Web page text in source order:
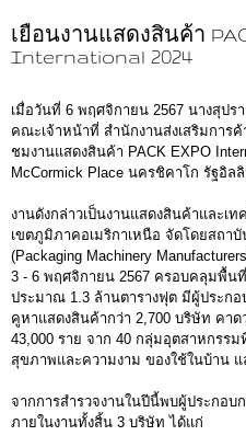
เยือนงานแสดงสินค้า
International 2024
เมื่อวันที่ 6 พฤศจิกายน 2567 นางสุปร
คณะเจ้าหน้าที่ สำนักงานส่งเสริมการ
ชมงานแสดงสินค้า PACK EXPO
McCormick Place นครชิคาโก รัฐอิล
งานดังกล่าวเป็นงานแสดงสินค้าและ
เขตภูมิภาคอเมริกาเหนือ จัดโดยสถา
(Packaging Machinery
3 - 6 พฤศจิกายน 2567 ครอบคลุมพื้น
ประมาณ 1.3 ล้านตารางฟุต มีผู้ประก
คูหาแสดงสินค้ากว่า 2,700 บริษัท คา
43,000 ราย จาก 40 กลุ่มอุตสาหกรรม
สุขภาพและความงาม ของใช้ในบ้าน แ
จากการสำรวจงานในปีนี้พบผู้ประกอ
ภายในงานทั้งสิ้น 3 บริษัท ได้แก่